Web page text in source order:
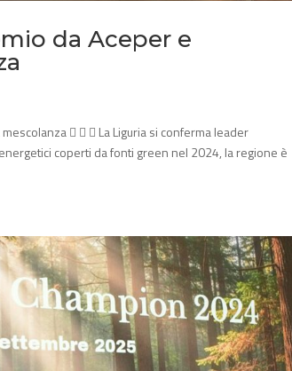
da Aceper e
   La Liguria si conferma leader
coperti da fonti green nel 2024, la regione è